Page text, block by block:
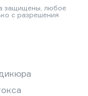
защищены, любое
с разрешения